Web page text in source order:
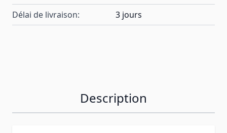
Délai de livraison:
3 jours
Description